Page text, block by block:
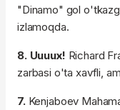
"Dinamo" gol
izlamoqda.
8. Uuuux! Richard
zarbasi o'ta xavfli,
7. Kenjaboev